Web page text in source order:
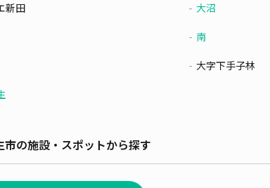
新田 大沼
南
大字下手子林
市の施設・スポットから探す